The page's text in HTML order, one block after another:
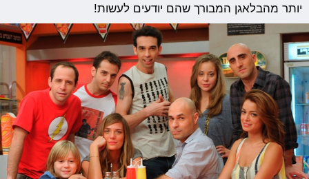
יותר מהבלאגן המבורך שהם יודעים לעשות!